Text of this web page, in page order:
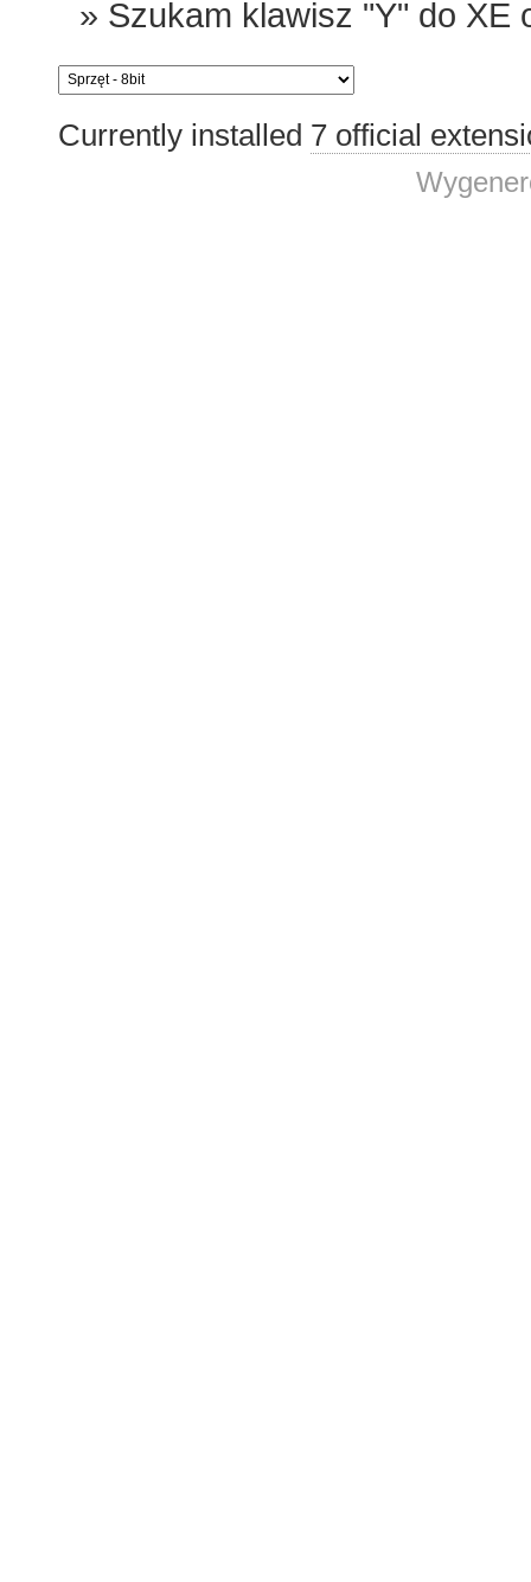
» Szukam klawisz "Y" do XE
Currently installed 7 official